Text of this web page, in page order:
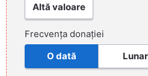
Altă valoare
Frecvența donației
O dată Lunar